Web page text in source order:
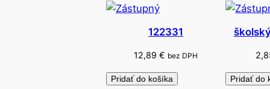
122331
12,89€ bez DPH
Pridať do košíka Pridať do